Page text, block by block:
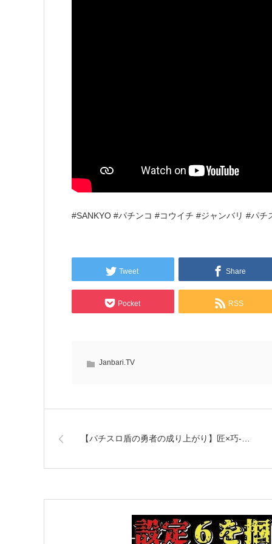
#SANKYO #パチンコ #コウイチ #ジャンバリ #パ
Tweet Share
Pocket RSS
Janbari.TV
【パチスロ盾の勇者の成り上がり】匠×巧-…